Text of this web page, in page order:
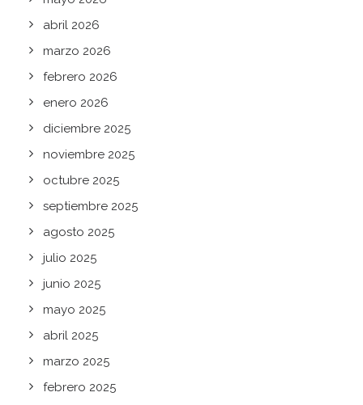
abril 2026
marzo 2026
febrero 2026
enero 2026
diciembre 2025
noviembre 2025
octubre 2025
septiembre 2025
agosto 2025
julio 2025
junio 2025
mayo 2025
abril 2025
marzo 2025
febrero 2025